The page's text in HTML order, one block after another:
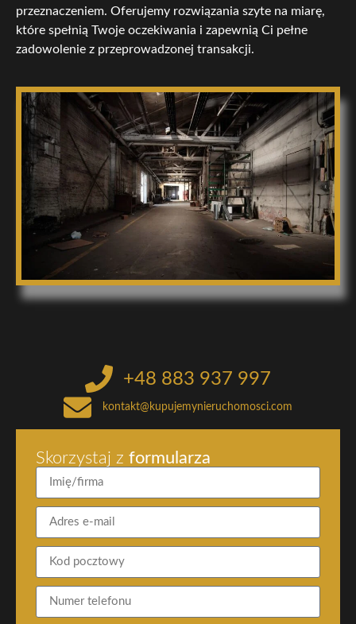
przeznaczeniem. Oferujemy rozwiązania szyte na miarę,
które spełnią Twoje oczekiwania i zapewnią Ci pełne
zadowolenie z przeprowadzonej transakcji.
+48 883 937 997
kontakt@kupujemynieruchomosci.com
Skorzystaj z formularza